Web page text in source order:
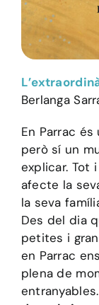
Berlanga
En Parrac
però sí un
explicar. Tot
afecte la
la seva
Des del dia
petites i
en Parrac
plena de